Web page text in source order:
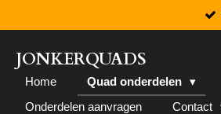
direct
naar
de
hoofdinhoud
JONKERQUADS
Home Quad onderdelen
Onderdelen aanvragen
Contact